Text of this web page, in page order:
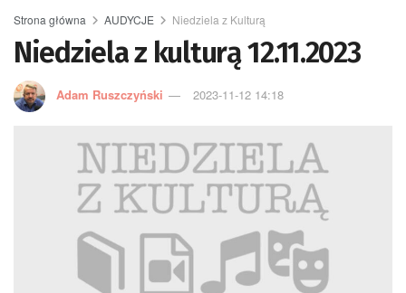
Strona główna AUDYCJE Niedziela z Kulturą
Niedziela z kulturą 12.11.2023
Adam Ruszczyński 2023-11-12 14:18